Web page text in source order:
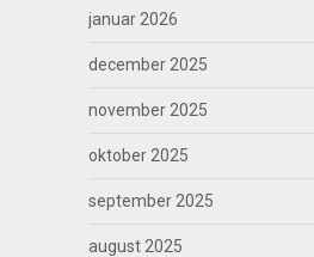
januar 2026
december 2025
november 2025
oktober 2025
september 2025
august 2025